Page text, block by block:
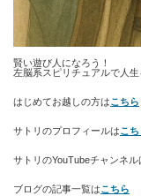
賢い遊び人になろう！
左脳系スピリチュアルで人
はじめてお越しの方はこちら
サトリのプロフィールはこち
サトリのYouTubeチャンネル
ブログの記事一覧はこちら